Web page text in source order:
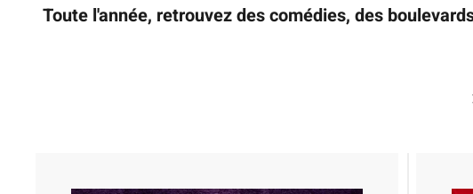
Toute l'année, retrouvez des comédies, des